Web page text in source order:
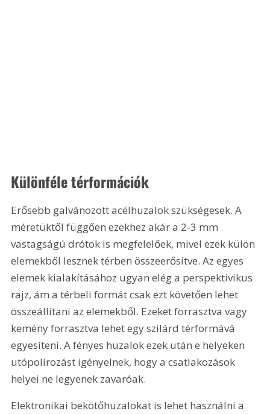
Különféle térformációk
Erősebb galvánozott acélhuzalok szükségesek. A
méretüktől függően ezekhez akár a 2-3 mm
vastagságú drótok is megfelelőek, mivel ezek külön
elemekből lesznek térben összeerősítve. Az egyes
elemek kialakításához ugyan elég a perspektivikus
rajz, ám a térbeli formát csak ezt követően lehet
összeállítani az elemekből. Ezeket forrasztva vagy
kemény forrasztva lehet egy szilárd térformává
egyesíteni. A fényes huzalok ezek után e helyeken
utópolírozást igényelnek, hogy a csatlakozások
helyei ne legyenek zavaróak.
Elektronikai bekötőhuzalokat is lehet használni a